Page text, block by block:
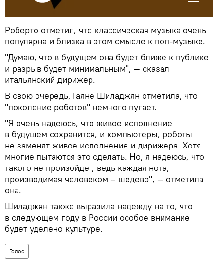
Роберто отметил, что классическая музыка очень
популярна и близка в этом смысле к поп-музыке.
"Думаю, что в будущем она будет ближе к публике
и разрыв будет минимальным", — сказал
итальянский дирижер.
В свою очередь, Гаяне Шиладжян отметила, что
"поколение роботов" немного пугает.
"Я очень надеюсь, что живое исполнение
в будущем сохранится, и компьютеры, роботы
не заменят живое исполнение и дирижера. Хотя
многие пытаются это сделать. Но, я надеюсь, что
такого не произойдет, ведь каждая нота,
производимая человеком – шедевр", — отметила
она.
Шиладжян также выразила надежду на то, что
в следующем году в России особое внимание
будет уделено культуре.
Голос